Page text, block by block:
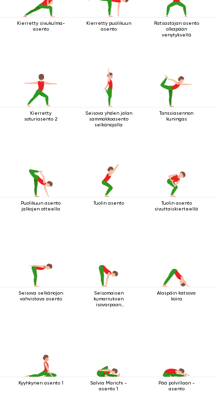
Kierretty sivukulma-
asento
Kierretty puolikuun
asento
Ratsastajan asento
olkapään
venytyksellä
Kierretty
soturiasento 2
Seisova yhden jalan
sammakkoasento
selkänojalla
Tanssiasennon
kuningas
Puolikuun asento
jalkojen otteella
Tuolin asento
Tuolin asento
sivuttaiskierteellä
Seisova selkänojan
vahvistava asento
Seisomaisen
kumarruksen
isovarpaan
Alaspäin katsova
koira
Kyyhkynen asento 1
Salvia Marichi -
asento 1
Pää polvillaan -
asento